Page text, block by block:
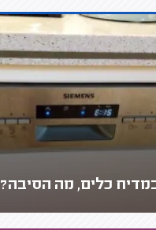
כלים, מה הסיבה?